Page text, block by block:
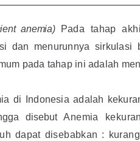
anemia)
Pada tahap
dan menurunnya sirkulasi
pada tahap ini adalah
di Indonesia adalah
disebutAnemia
dapat disebabkan :